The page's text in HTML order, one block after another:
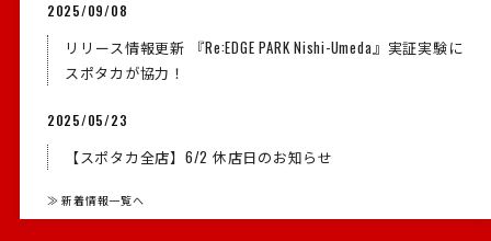
2025/09/08
リリース情報更新 『Re:EDGE PARK Nishi-Umeda』実証実験に
スポタカが協力！
2025/05/23
【スポタカ全店】6/2 休店日のお知らせ
≫ 新着情報一覧へ